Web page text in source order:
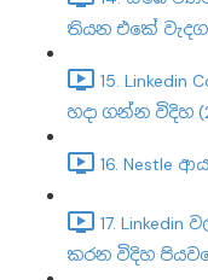
තියන එකේ
15.
හදා ගන්න විදිහ
16. Nestle
17.
කරන විදිහ